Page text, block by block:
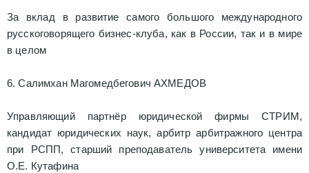
За вклад в развитие самого большого международного
русскоговорящего бизнес-клуба, как в России, так и в мире
в целом
6. Салимхан Магомедбегович АХМЕДОВ
Управляющий партнёр юридической фирмы СТРИМ,
кандидат юридических наук, арбитр арбитражного центра
при РСПП, старший преподаватель университета имени
О.Е. Кутафина